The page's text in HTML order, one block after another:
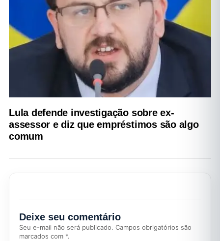
Lula defende investigação sobre ex-
assessor e diz que empréstimos são algo
comum
Deixe seu comentário
Seu e-mail não será publicado. Campos obrigatórios são
marcados com *.